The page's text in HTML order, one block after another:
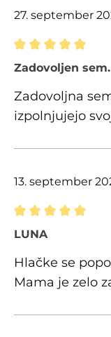
27. september
Ocena z oceno
Zadovoljen sem.
Zadovoljna
izpolnjujejo
13. september
Ocena z oceno
LUNA
Hlačke se
Mama je zelo